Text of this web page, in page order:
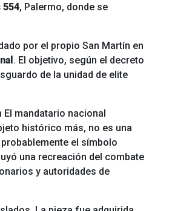
554, Palermo, donde se
por el propio San Martín en
. El objetivo, según el decreto
de la unidad de elite
El mandatario nacional
histórico más, no es una
el símbolo
una recreación del combate
y autoridades de